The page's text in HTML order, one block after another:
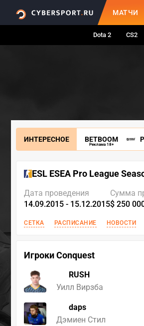
МАТЧИ
Dota 2 CS2
ИНТЕРЕСНОЕ BETBOOM
Реклама 18+
ESL ESEA Pro League
Дата проведения
14.09.2015 - 15.12.2015
Сумма
$ 250
СЕТКА РАСПИСАНИЕ НОВОСТИ
Игроки Conquest
RUSH
Уилл Вирзба
daps
Дэмиен Стил